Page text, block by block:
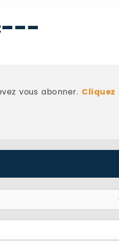
vous abonner. Cliquez